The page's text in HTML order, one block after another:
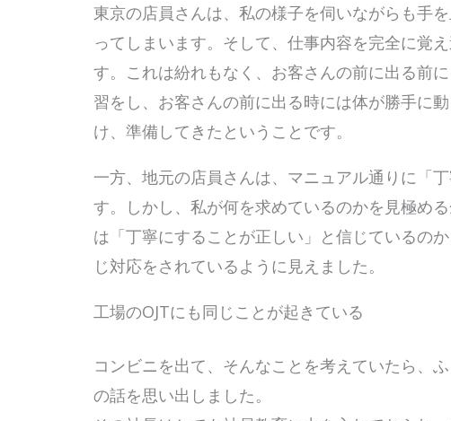
東京の店員さんは、私の様子を伺いながらも手
ってしまいます。そして、仕事内容を完全に覚
す。これは紛れもなく、お客さんの前に出る前
習をし、お客さんの前に出る時には体が勝手に
け、準備してきたということです。
一方、地元の店員さんは、マニュアル通りに「
す。しかし、私が何を求めているのかを見極め
は「丁寧にすることが正しい」と信じているの
じ対応をされているように見えました。
工場のOJTにも同じことが起きている
コンビニを出て、そんなことを考えていたら、
の話を思い出しました。